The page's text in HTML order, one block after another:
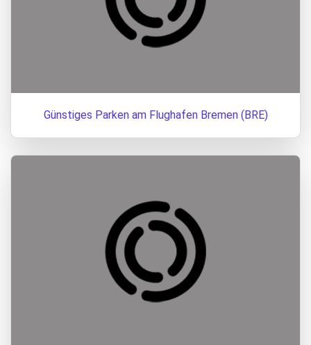
Günstiges Parken am Flughafen Bremen (BRE)